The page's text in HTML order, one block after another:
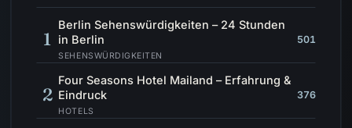
1
Berlin Sehenswürdigkeiten – 24 Stunden
in Berlin
SEHENSWÜRDIGKEITEN
501
2
Four Seasons Hotel Mailand – Erfahrung &
Eindruck
HOTELS
376